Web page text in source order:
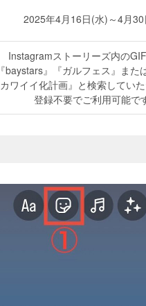
2025年4月16日(水)～4月
Instagramストーリーズ内の
『baystars』『ガルフェス』また
カワイイ化計画』と検索していた
登録不要でご利用可能で